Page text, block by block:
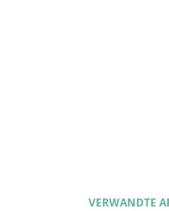
VERWANDTE